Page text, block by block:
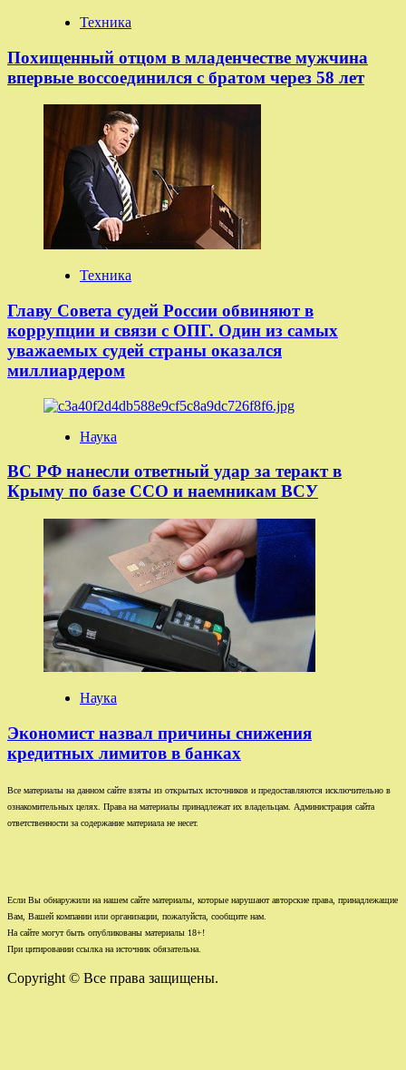
Техника
Похищенный отцом в младенчестве мужчина
впервые воссоединился с братом через 58 лет
Техника
Главу Совета судей России обвиняют в
коррупции и связи с ОПГ. Один из самых
уважаемых судей страны оказался
миллиардером
Наука
ВС РФ нанесли ответный удар за теракт в
Крыму по базе ССО и наемникам ВСУ
Наука
Экономист назвал причины снижения
кредитных лимитов в банках
Все материалы на данном сайте взяты из открытых источников и предоставляются исключительно в
ознакомительных целях. Права на материалы принадлежат их владельцам. Администрация сайта
ответственности за содержание материала не несет.
Если Вы обнаружили на нашем сайте материалы, которые нарушают авторские права, принадлежащие
Вам, Вашей компании или организации, пожалуйста, сообщите нам.
На сайте могут быть опубликованы материалы 18+!
При цитировании ссылка на источник обязательна.
Copyright © Все права защищены.